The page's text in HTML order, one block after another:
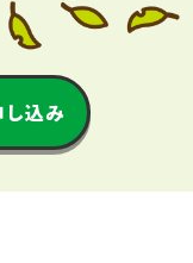
込み